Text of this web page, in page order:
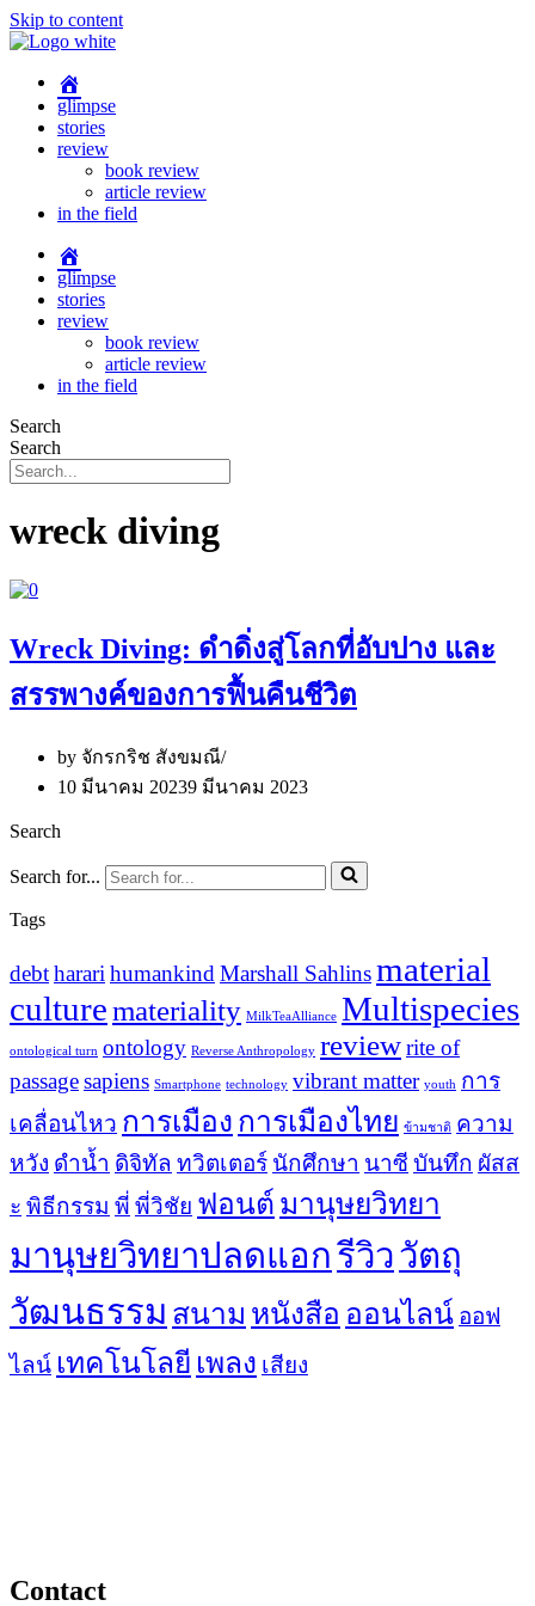
Skip to content
glimpse
stories
review
book review
article review
in the field
glimpse
stories
review
book review
article review
in the field
Search
Search
wreck diving
Wreck Diving: ดำดิ่งสู่โลกที่อับปาง และ
สรรพางค์ของการฟื้นคืนชีวิต
by จักรกริช สังขมณี
10 มีนาคม 20239 มีนาคม 2023
Search
Search for...
Tags
debtharari humankind Marshall Sahlinsmaterial
culturemateriality MilkTeaAlliance Multispecies
ontological turn ontology Reverse Anthropology reviewrite of
passagesapiens Smartphone technology vibrant matter youth การ
เคลื่อนไหว การเมือง การเมืองไทย ข้ามชาติ ความ
หวัง ดำน้ำ ดิจิทัล ทวิตเตอร์ นักศึกษา นาซี บันทึก ผัสส
ะ พิธีกรรม พี่ พี่วิชัย ฟอนต์ มานุษยวิทยา
มานุษยวิทยาปลดแอกรีวิววัตถุ
วัฒนธรรม สนาม หนังสือ ออนไลน์ ออฟ
ไลน์ เทคโนโลยี เพลง เสียง
Contact